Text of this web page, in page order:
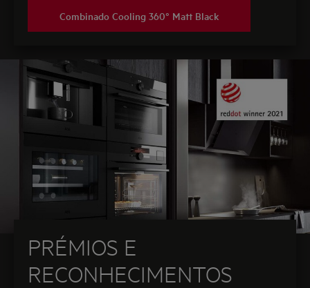
Combinado Cooling 360° Matt Black
PRÉMIOS E
RECONHECIMENTOS